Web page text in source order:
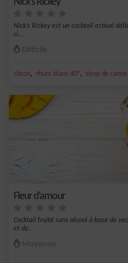
Nick’s Rickey est un cocktail estival
ci...
Difficile
citron, rhum blanc 40°, sirop de canne
Fleur d’amour
Cocktail fruité sans alcool à base de
et de...
Moyenne